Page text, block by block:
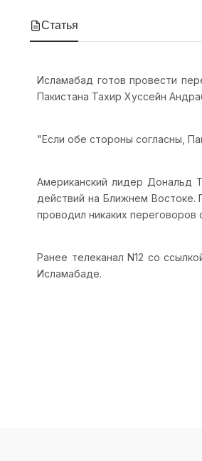
Статья
Исламабад готов провести
Пакистана Тахир Хуссейн
"Если обе стороны согласны,
Американский лидер Дональд
действий на Ближнем Востоке.
проводил никаких
Ранее телеканал N12 со
Исламабаде.